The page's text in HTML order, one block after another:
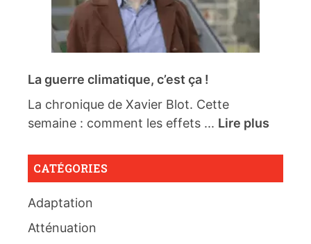
La guerre climatique, c’est ça !
La chronique de Xavier Blot. Cette
semaine : comment les effets ... Lire plus
CATÉGORIES
Adaptation
Atténuation